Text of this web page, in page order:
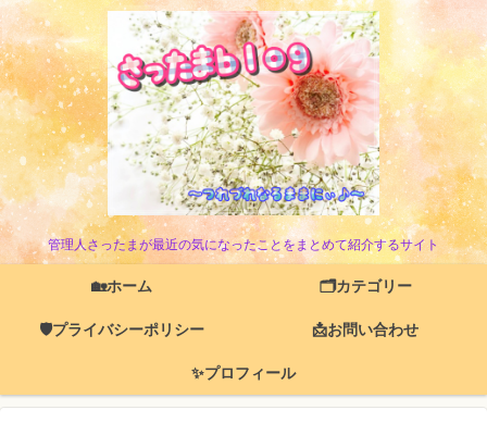
管理人さったまが最近の気になったことをまとめて紹介するサイト
🏡ホーム 🗂️カテゴリー
🛡️プライバシーポリシー 📩お問い合わせ
✨プロフィール